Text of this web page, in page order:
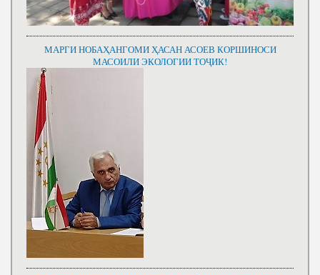
МАРГИ НОБАҲАНГОМИ ҲАСАН АСОЕВ КОРШИНОСИ
МАСОИЛИ ЭКОЛОГИИ ТОҶИК!